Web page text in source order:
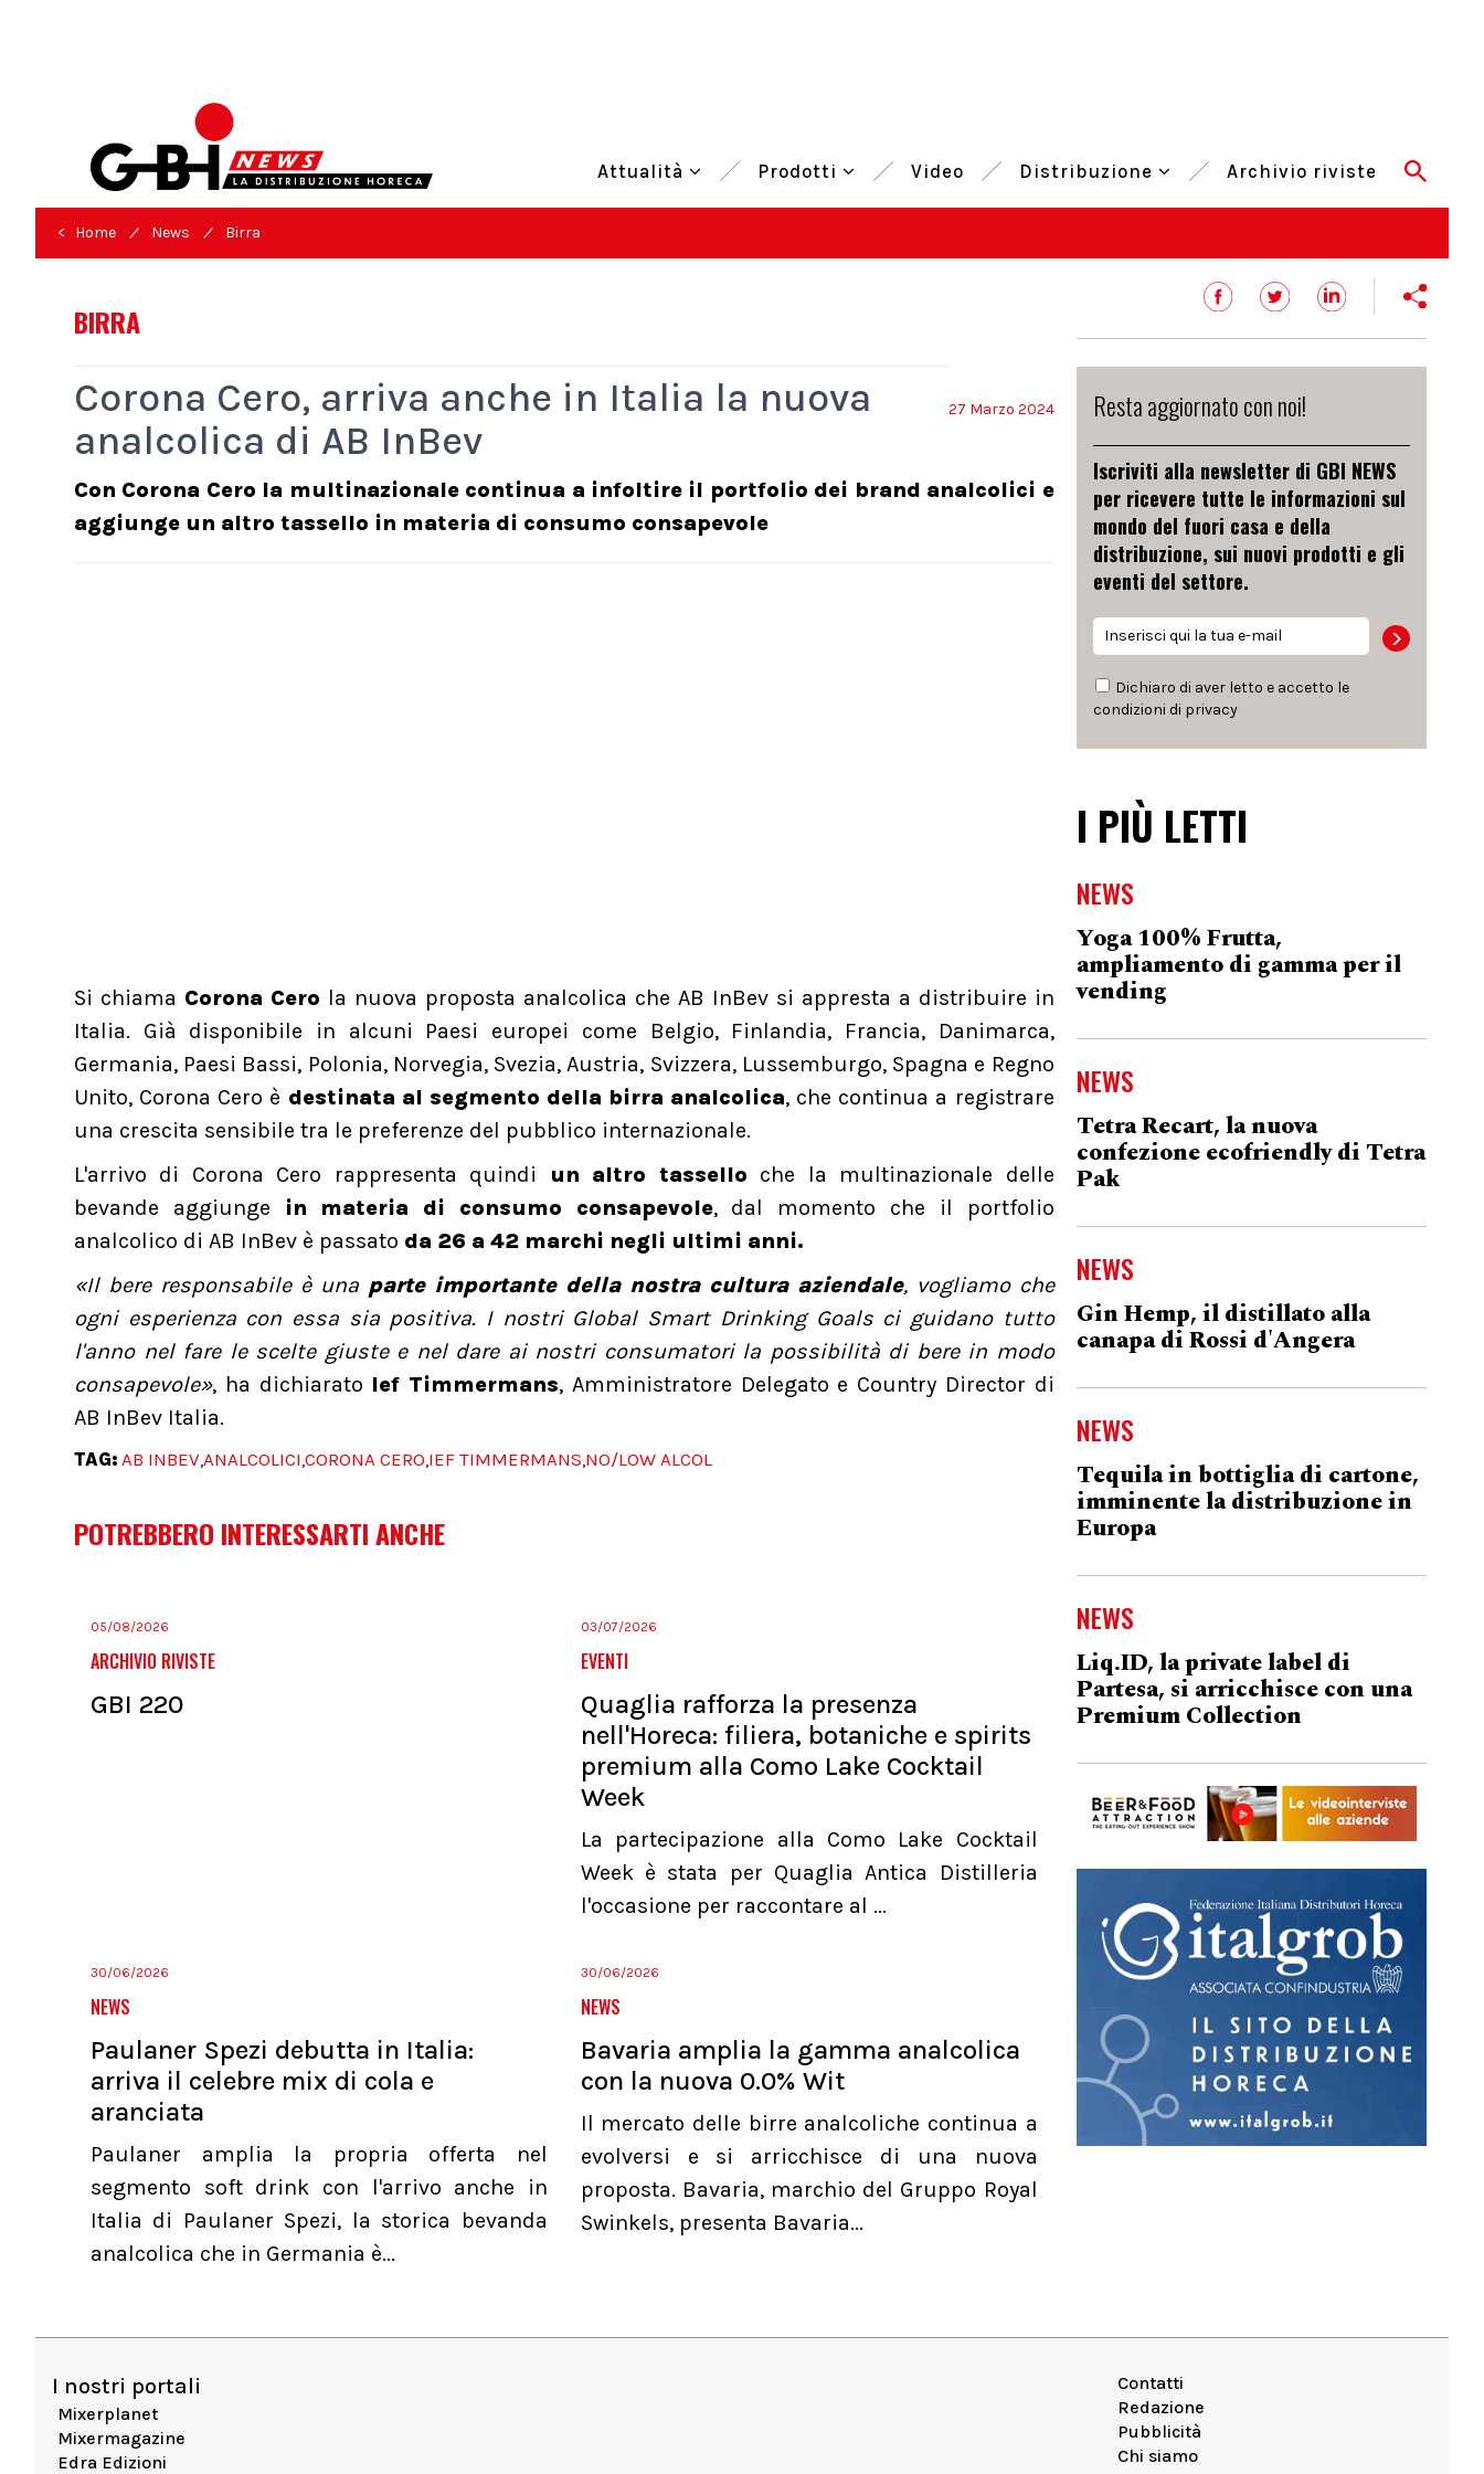
Attualità Prodotti Video Distribuzione Archivio riviste
< Home / News / Birra
BIRRA
27 Marzo 2024
Corona Cero, arriva anche in Italia la nuova
analcolica di AB InBev
Con Corona Cero la multinazionale continua a infoltire il portfolio dei brand analcolici e
aggiunge un altro tassello in materia di consumo consapevole
Si chiama Corona Cero la nuova proposta analcolica che AB InBev si appresta a distribuire in
Italia. Già disponibile in alcuni Paesi europei come Belgio, Finlandia, Francia, Danimarca,
Germania, Paesi Bassi, Polonia, Norvegia, Svezia, Austria, Svizzera, Lussemburgo, Spagna e Regno
Unito, Corona Cero è destinata al segmento della birra analcolica, che continua a registrare
una crescita sensibile tra le preferenze del pubblico internazionale.
L'arrivo di Corona Cero rappresenta quindi un altro tassello che la multinazionale delle
bevande aggiunge
in materia di consumo consapevole, dal momento che il portfolio
analcolico di AB InBev è passato da 26 a 42 marchi negli ultimi anni.
«Il bere responsabile è una parte importante della nostra cultura aziendale, vogliamo che
ogni esperienza con essa sia positiva. I nostri Global Smart Drinking Goals ci guidano tutto
l'anno nel fare le scelte giuste e nel dare ai nostri consumatori la possibilità di bere in modo
consapevole», ha dichiarato Ief Timmermans, Amministratore Delegato e Country Director di
AB InBev Italia.
TAG: AB INBEV,ANALCOLICI,CORONA CERO,IEF TIMMERMANS,NO/LOW ALCOL
POTREBBERO INTERESSARTI ANCHE
05/08/2026
ARCHIVIO RIVISTE
GBI 220
03/07/2026
EVENTI
Quaglia rafforza la presenza
nell'Horeca: filiera, botaniche e spirits
premium alla Como Lake Cocktail
Week
La partecipazione alla Como Lake Cocktail
Week è stata per Quaglia Antica Distilleria
l'occasione per raccontare al ...
30/06/2026
NEWS
Paulaner Spezi debutta in Italia:
arriva il celebre mix di cola e
aranciata
Paulaner amplia la propria offerta nel
segmento soft drink con l'arrivo anche in
Italia di Paulaner Spezi, la storica bevanda
analcolica che in Germania è...
30/06/2026
NEWS
Bavaria amplia la gamma analcolica
con la nuova 0.0% Wit
Il mercato delle birre analcoliche continua a
evolversi e si arricchisce di una nuova
proposta. Bavaria, marchio del Gruppo Royal
Swinkels, presenta Bavaria...
Resta aggiornato con noi!
Iscriviti alla newsletter di GBI NEWS
per ricevere tutte le informazioni sul
mondo del fuori casa e della
distribuzione, sui nuovi prodotti e gli
eventi del settore.
Dichiaro di aver letto e accetto le
condizioni di privacy
I PIÙ LETTI
NEWS
Yoga 100% Frutta,
ampliamento di gamma per il
vending
NEWS
Tetra Recart, la nuova
confezione ecofriendly di Tetra
Pak
NEWS
Gin Hemp, il distillato alla
canapa di Rossi d'Angera
NEWS
Tequila in bottiglia di cartone,
imminente la distribuzione in
Europa
NEWS
Liq.ID, la private label di
Partesa, si arricchisce con una
Premium Collection
I nostri portali
Mixerplanet
Mixermagazine
Edra Edizioni
Contatti
Redazione
Pubblicità
Chi siamo